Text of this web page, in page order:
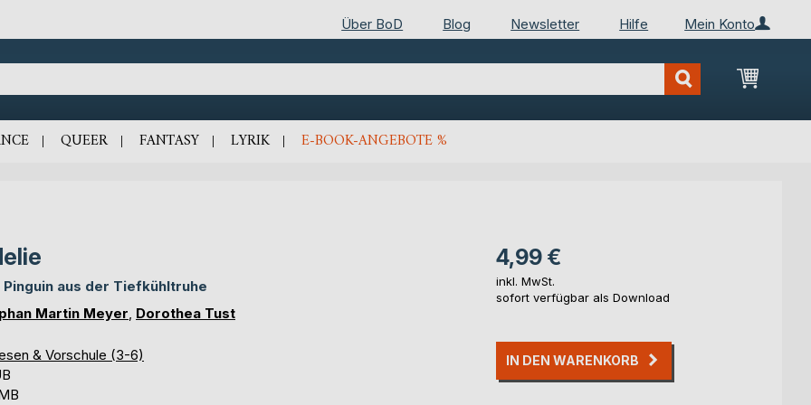
Mein Konto
Über BoD Blog Newsletter Hilfe
Mein
QUEER FANTASY LYRIK E-BOOK-ANGEBOTE %
Pinguin aus der Tiefkühltruhe
Martin Meyer Dorothea Tust
& Vorschule (3-6)
4,99 €
inkl. MwSt.
sofort verfügbar als Download
IN DEN WARENKORB